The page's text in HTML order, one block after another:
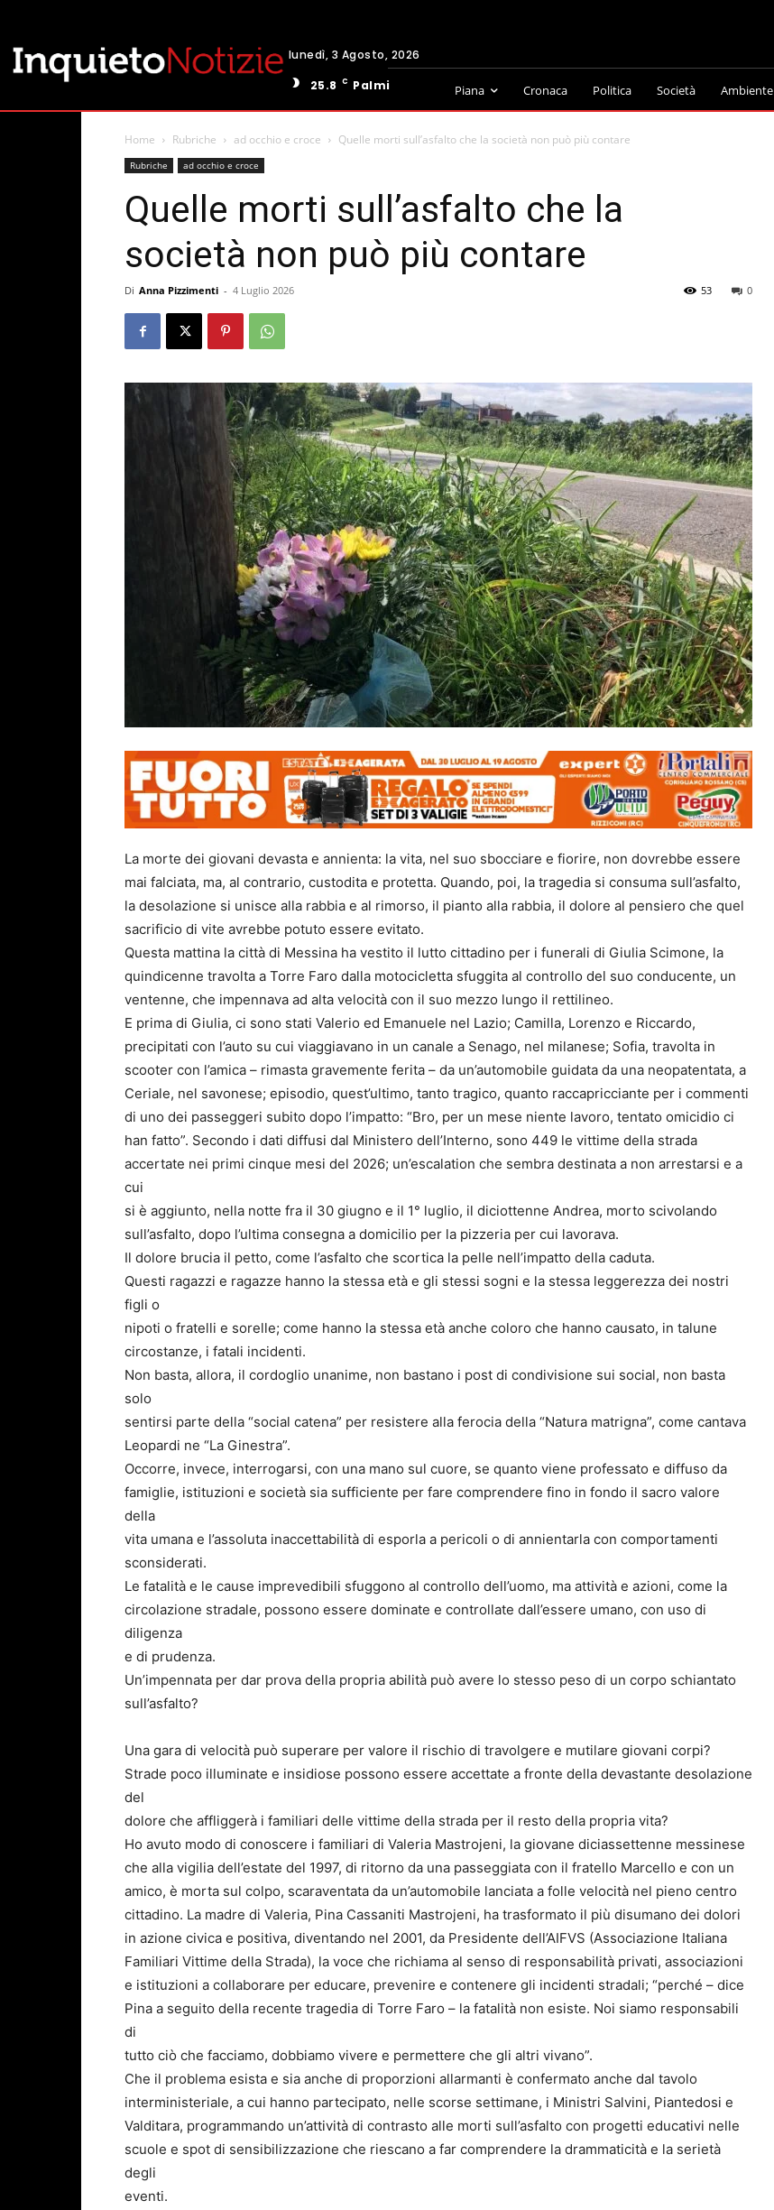
lunedì, 3 Agosto, 2026
25.8
C Palmi Piana Cronaca Politica Società Ambiente
Home Rubriche ad occhio e croce Quelle morti sull’asfalto che la società non può più contare
Rubriche ad occhio e croce
Quelle morti sull’asfalto che la
società non può più contare
Di Anna Pizzimenti - 4 Luglio 2026 0
53
La morte dei giovani devasta e annienta: la vita, nel suo sbocciare e fiorire, non dovrebbe essere
mai falciata, ma, al contrario, custodita e protetta. Quando, poi, la tragedia si consuma sull’asfalto,
la desolazione si unisce alla rabbia e al rimorso, il pianto alla rabbia, il dolore al pensiero che quel
sacrificio di vite avrebbe potuto essere evitato.
Questa mattina la città di Messina ha vestito il lutto cittadino per i funerali di Giulia Scimone, la
quindicenne travolta a Torre Faro dalla motocicletta sfuggita al controllo del suo conducente, un
ventenne, che impennava ad alta velocità con il suo mezzo lungo il rettilineo.
E prima di Giulia, ci sono stati Valerio ed Emanuele nel Lazio; Camilla, Lorenzo e Riccardo,
precipitati con l’auto su cui viaggiavano in un canale a Senago, nel milanese; Sofia, travolta in
scooter con l’amica – rimasta gravemente ferita – da un’automobile guidata da una neopatentata, a
Ceriale, nel savonese; episodio, quest’ultimo, tanto tragico, quanto raccapricciante per i commenti
di uno dei passeggeri subito dopo l’impatto: “Bro, per un mese niente lavoro, tentato omicidio ci
han fatto”. Secondo i dati diffusi dal Ministero dell’Interno, sono 449 le vittime della strada
accertate nei primi cinque mesi del 2026; un’escalation che sembra destinata a non arrestarsi e a
cui
si è aggiunto, nella notte fra il 30 giugno e il 1° luglio, il diciottenne Andrea, morto scivolando
sull’asfalto, dopo l’ultima consegna a domicilio per la pizzeria per cui lavorava.
Il dolore brucia il petto, come l’asfalto che scortica la pelle nell’impatto della caduta.
Questi ragazzi e ragazze hanno la stessa età e gli stessi sogni e la stessa leggerezza dei nostri
figli o
nipoti o fratelli e sorelle; come hanno la stessa età anche coloro che hanno causato, in talune
circostanze, i fatali incidenti.
Non basta, allora, il cordoglio unanime, non bastano i post di condivisione sui social, non basta
solo
sentirsi parte della “social catena” per resistere alla ferocia della “Natura matrigna”, come cantava
Leopardi ne “La Ginestra”.
Occorre, invece, interrogarsi, con una mano sul cuore, se quanto viene professato e diffuso da
famiglie, istituzioni e società sia sufficiente per fare comprendere fino in fondo il sacro valore
della
vita umana e l’assoluta inaccettabilità di esporla a pericoli o di annientarla con comportamenti
sconsiderati.
Le fatalità e le cause imprevedibili sfuggono al controllo dell’uomo, ma attività e azioni, come la
circolazione stradale, possono essere dominate e controllate dall’essere umano, con uso di
diligenza
e di prudenza.
Un’impennata per dar prova della propria abilità può avere lo stesso peso di un corpo schiantato
sull’asfalto?
Una gara di velocità può superare per valore il rischio di travolgere e mutilare giovani corpi?
Strade poco illuminate e insidiose possono essere accettate a fronte della devastante desolazione
del
dolore che affliggerà i familiari delle vittime della strada per il resto della propria vita?
Ho avuto modo di conoscere i familiari di Valeria Mastrojeni, la giovane diciassettenne messinese
che alla vigilia dell’estate del 1997, di ritorno da una passeggiata con il fratello Marcello e con un
amico, è morta sul colpo, scaraventata da un’automobile lanciata a folle velocità nel pieno centro
cittadino. La madre di Valeria, Pina Cassaniti Mastrojeni, ha trasformato il più disumano dei dolori
in azione civica e positiva, diventando nel 2001, da Presidente dell’AIFVS (Associazione Italiana
Familiari Vittime della Strada), la voce che richiama al senso di responsabilità privati, associazioni
e istituzioni a collaborare per educare, prevenire e contenere gli incidenti stradali; “perché – dice
Pina a seguito della recente tragedia di Torre Faro – la fatalità non esiste. Noi siamo responsabili
di
tutto ciò che facciamo, dobbiamo vivere e permettere che gli altri vivano”.
Che il problema esista e sia anche di proporzioni allarmanti è confermato anche dal tavolo
interministeriale, a cui hanno partecipato, nelle scorse settimane, i Ministri Salvini, Piantedosi e
Valditara, programmando un’attività di contrasto alle morti sull’asfalto con progetti educativi nelle
scuole e spot di sensibilizzazione che riescano a far comprendere la drammaticità e la serietà
degli
eventi.